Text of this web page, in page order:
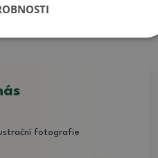
fotografie